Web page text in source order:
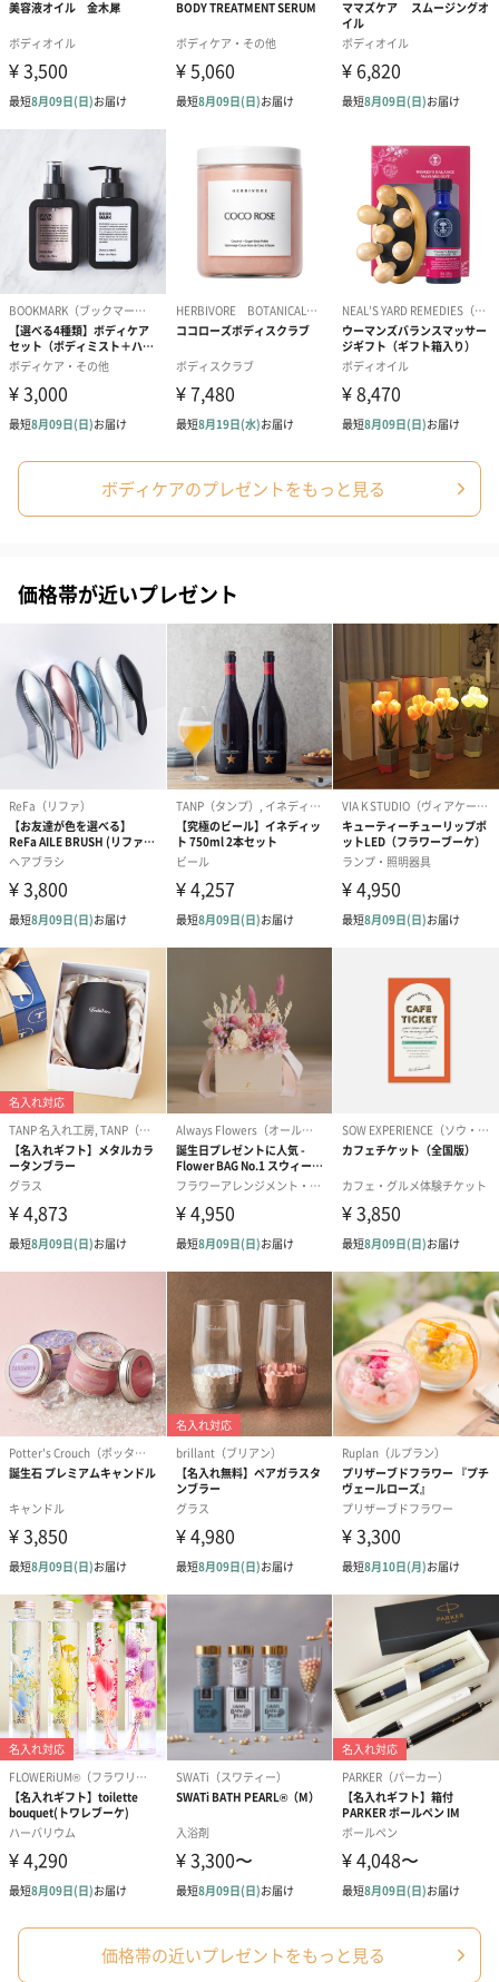
フラワーテディベア
（2,390円）
テディベア（バニラ）
（1,760円）
テディベア（
ル）（1,760円
紅茶・コーヒー・スイーツ
紅茶・コーヒー・スイーツを同梱してお届けいたします。ギフト
への＋αにおすすめです。
アールグレイ（HAPPY
BIRTHDAY TO YOU）
（660円）
アールグレイティー
（660円）
フルーツティ
スイーツ
スイーツを同梱してお届けいたします。ギフトへの＋αにおすすめ
です。
ゼリーバウム カット
（レモン＆紅茶）（432
円）
麦わらパンダバウム
（バナナ味）（540円）
3層デザート
り〜 3号（864
スキンケアグッズ
スキンケアグッズを同梱してお届けします。
ハンドクリーム3本セッ
（1,100円）
シャワージェル＆ハン
ドクリーム（ピンクグ
レープフルーツ）
（2,145円）
シャワージェ
ドクリーム（
ッシュローズ
円）
リラックスグッズ
リラックスグッズを同梱してお届けします。
（ブルー）（748円）
（イエロー）（748円）
【Thank you
円）
ボディケアのプレゼントをもっと見る
価格帯が近いプレゼント
価格帯の近いプレゼントをもっと見る